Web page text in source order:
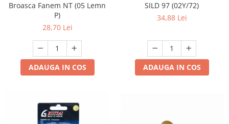
Broasca Fanem NT (05 Lemn
P)
28,70 Lei
ADAUGA IN COS
SILD 97 (02Y/72)
34,88 Lei
ADAUGA IN COS